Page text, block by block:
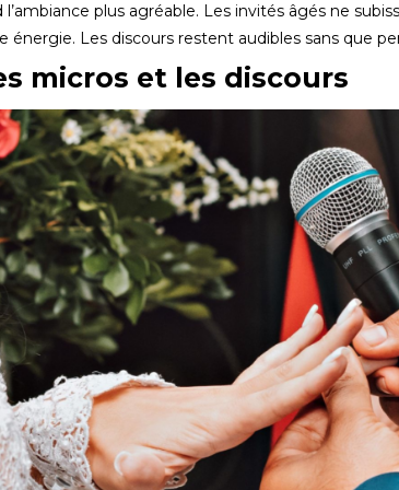
plus agréable. Les invités âgés ne
énergie. Les discours restent audibles sans que
micros et les discours